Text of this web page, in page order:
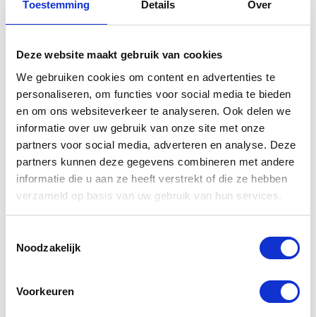
Toestemming Details Over
Deze website maakt gebruik van cookies
We gebruiken cookies om content en advertenties te
personaliseren, om functies voor social media te bieden
en om ons websiteverkeer te analyseren. Ook delen we
informatie over uw gebruik van onze site met onze
partners voor social media, adverteren en analyse. Deze
partners kunnen deze gegevens combineren met andere
informatie die u aan ze heeft verstrekt of die ze hebben
verzameld op basis van uw gebruik van hun services.
Noodzakelijk
Voorkeuren
Yamaha Quick
Tyre Repair
Yamalube
Yamaha
Yamalube GL
5 Rear Axle
Oil 80w90